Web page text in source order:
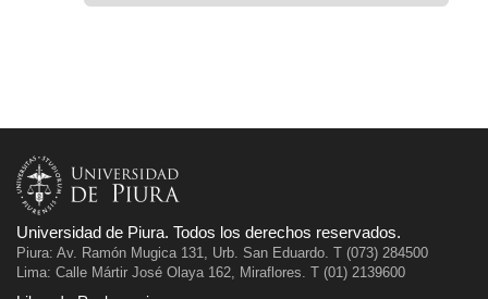
Universidad de Piura. Todos los derechos reservados.
Piura: Av. Ramón Mugica 131, Urb. San Eduardo. T (073) 284500
Lima: Calle Mártir José Olaya 162, Miraflores. T (01) 2139600